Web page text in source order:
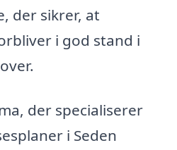
der sikrer, at
i god stand i
der specialiserer
i Seden